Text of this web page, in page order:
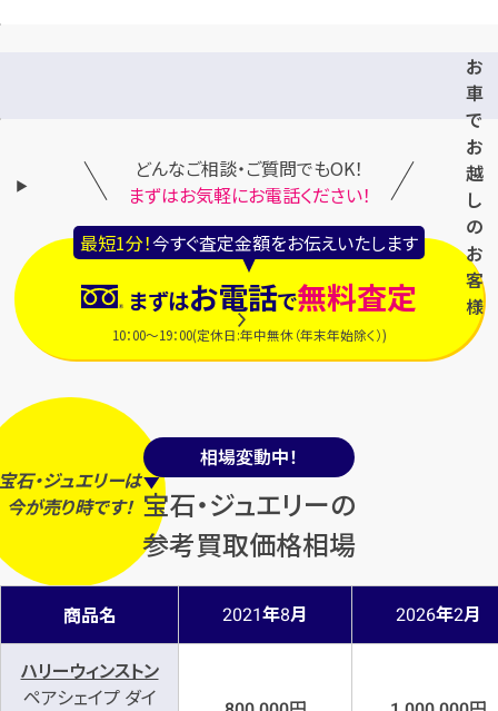
お
車
で
お
越
し
の
お
客
様
どんなご相談・ご質問でもOK！
まずはお気軽にお電話ください！
最短1分！今すぐ査定金額をお伝えいたします
まずはお電話で無料査定
10：00～19：00(定休日:年中無休（年末年始除く）)
相場変動中！
宝石・ジュエリーの
参考買取価格相場
石・ジュエリーは
今が売り時です！
商品名 2021年8月 2026年2月
ハリーウィンストン
ペアシェイプ ダイ